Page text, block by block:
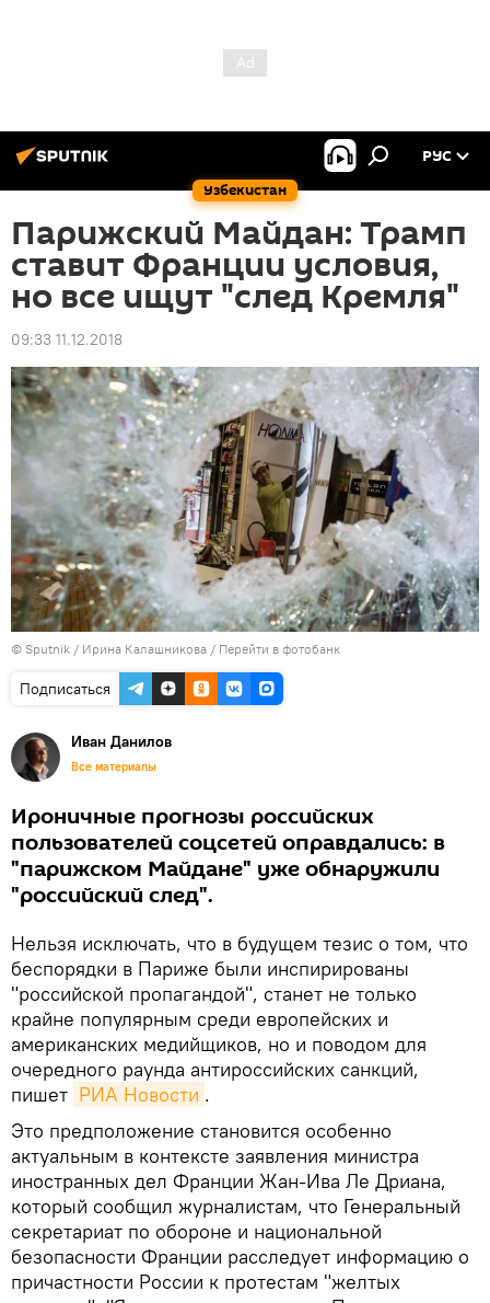
Узбекистан
РУС
Парижский Майдан: Трамп
ставит Франции условия,
но все ищут "след Кремля"
09:33 11.12.2018
© Sputnik / Ирина Калашникова / Перейти в фотобанк
Подписаться
Иван Данилов
Все материалы
Ироничные прогнозы российских
пользователей соцсетей оправдались: в
"парижском Майдане" уже обнаружили
"российский след".
Нельзя исключать, что в будущем тезис о том, что
беспорядки в Париже были инспирированы
"российской пропагандой", станет не только
крайне популярным среди европейских и
американских медийщиков, но и поводом для
очередного раунда антироссийских санкций,
пишет РИА Новости .
Это предположение становится особенно
актуальным в контексте заявления министра
иностранных дел Франции Жан-Ива Ле Дриана,
который сообщил журналистам, что Генеральный
секретариат по обороне и национальной
безопасности Франции расследует информацию о
причастности России к протестам "желтых